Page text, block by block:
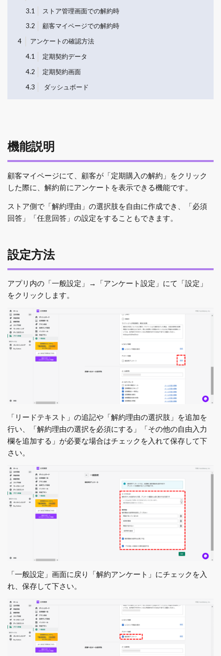
3.1
ストア管理画面での解約時
3.2
顧客マイページでの解約時
4
アンケートの確認方法
4.1
定期契約データ
4.2
定期契約画面
4.3
ダッシュボード
機能説明
顧客マイページにて、顧客が「定期購入の解約」をクリック
した際に、解約前にアンケートを表示できる機能です。
ストア側で「解約理由」の選択肢を自由に作成でき、「必須
回答」「任意回答」の設定をすることもできます。
設定方法
アプリ内の「一般設定」→「アンケート設定」にて「設定」
をクリックします。
「リードテキスト」の追記や「解約理由の選択肢」を追加を
行い、「解約理由の選択を必須にする」「その他の自由入力
欄を追加する」が必要な場合はチェックを入れて保存して下
さい。
「一般設定」画面に戻り「解約アンケート」にチェックを入
れ、保存して下さい。